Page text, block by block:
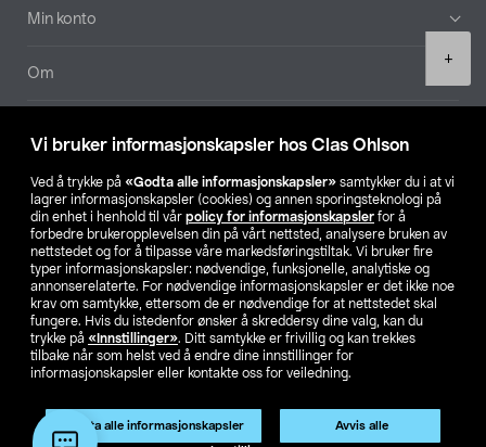
Vi bruker informasjonskapsler hos Clas Ohlson
Ved å trykke på «Godta alle informasjonskapsler» samtykker du i at vi
lagrer informasjonskapsler (cookies) og annen sporingsteknologi på
din enhet i henhold til vår policy for informasjonskapsler for å
forbedre brukeropplevelsen din på vårt nettsted, analysere bruken av
nettstedet og for å tilpasse våre markedsføringstiltak. Vi bruker fire
typer informasjonskapsler: nødvendige, funksjonelle, analytiske og
annonserelaterte. For nødvendige informasjonskapsler er det ikke noe
krav om samtykke, ettersom de er nødvendige for at nettstedet skal
fungere. Hvis du istedenfor ønsker å skreddersy dine valg, kan du
trykke på «Innstillinger». Ditt samtykke er frivillig og kan trekkes
tilbake når som helst ved å endre dine innstillinger for
informasjonskapsler eller kontakte oss for veiledning.
Godta alle informasjonskapsler Avvis alle
+
Legg i handlekurv
Min konto
Om
Våre selskaper
Finn din butikk
SE NO FI
Privacy statement Medlemsvilkår Kjøpsvilkår For bedrifter